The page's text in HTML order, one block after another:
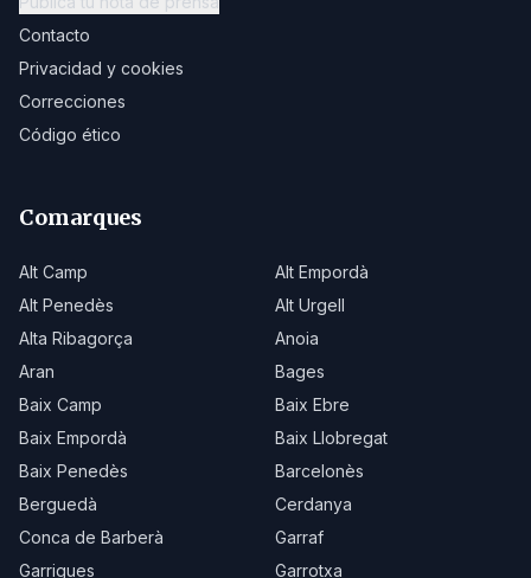
Contacto
Privacidad y cookies
Correcciones
Código ético
Comarques
Alt Camp
Alt Empordà
Alt Penedès
Alt Urgell
Alta Ribagorça
Anoia
Aran
Bages
Baix Camp
Baix Ebre
Baix Empordà
Baix Llobregat
Baix Penedès
Barcelonès
Berguedà
Cerdanya
Conca de Barberà
Garraf
Garrigues
Garrotxa